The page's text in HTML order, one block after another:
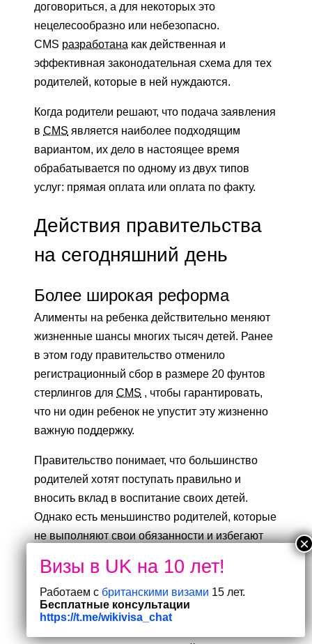
договориться, а для некоторых это
нецелесообразно или небезопасно.
CMS разработана как действенная и
эффективная законодательная схема для тех
родителей, которые в ней нуждаются.
Когда родители решают, что подача заявления
в CMS является наиболее подходящим
вариантом, их дело в настоящее время
обрабатывается по одному из двух типов
услуг: прямая оплата или оплата по факту.
Действия правительства
на сегодняшний день
Более широкая реформа
Алименты на ребенка действительно меняют
жизненные шансы многих тысяч детей. Ранее
в этом году правительство отменило
регистрационный сбор в размере 20 фунтов
стерлингов для CMS , чтобы гарантировать,
что ни один ребенок не упустит эту жизненно
важную поддержку.
Правительство понимает, что большинство
родителей хотят поступать правильно и
вносить вклад в воспитание своих детей.
Однако есть меньшинство родителей, которые
не выполняют свои обязанности и избегают
CMSимеетряд полномочий по обеспечению
соблюдения, которые предназначены для
быстрого получения денег. Эти полномочия
Работаем с британскими визами 15 лет.
Бесплатные консультации
https://t.me/wikivisa_chat